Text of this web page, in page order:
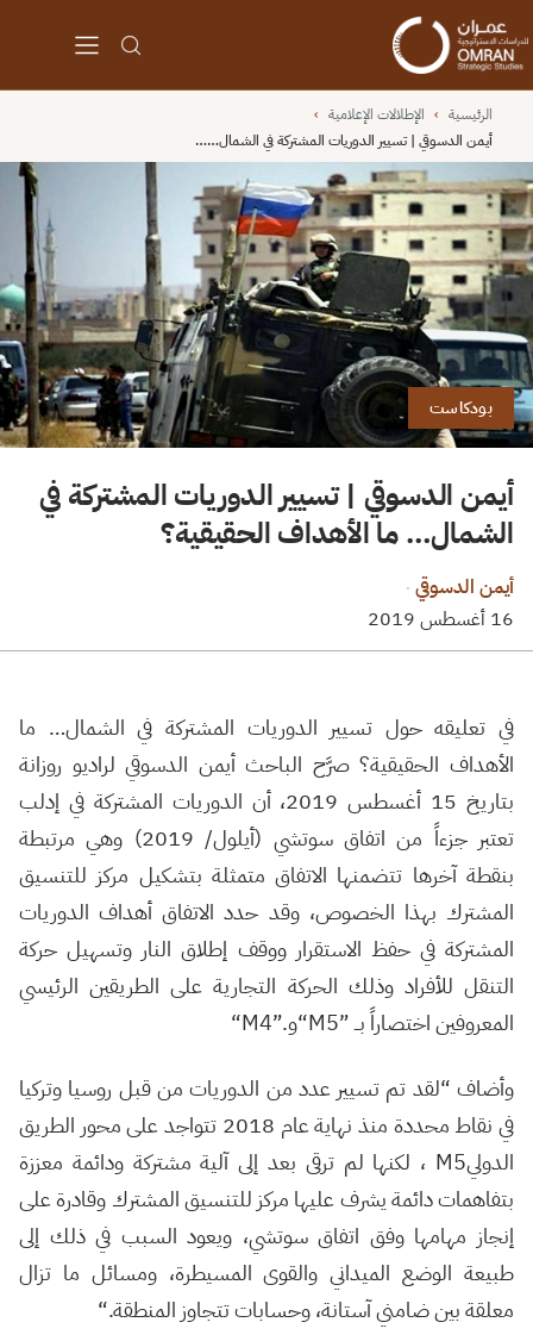
الرئيسية › الإطلالات الإعلامية ›
أيمن الدسوقي | تسيير الدوريات المشتركة في الشمال……
بودكاست
أيمن الدسوقي | تسيير الدوريات المشتركة في
الشمال… ما الأهداف الحقيقية؟
أيمن الدسوقي ·
16 أغسطس 2019
في تعليقه حول تسيير الدوريات المشتركة في الشمال… ما
الأهداف الحقيقية؟ صرَّح الباحث أيمن الدسوقي لراديو روزانة
بتاريخ 15 أغسطس 2019، أن الدوريات المشتركة في إدلب
تعتبر جزءاً من اتفاق سوتشي (أيلول/ 2019) وهي مرتبطة
بنقطة آخرها تتضمنها الاتفاق متمثلة بتشكيل مركز للتنسيق
المشترك بهذا الخصوص، وقد حدد الاتفاق أهداف الدوريات
المشتركة في حفظ الاستقرار ووقف إطلاق النار وتسهيل حركة
التنقل للأفراد وذلك الحركة التجارية على الطريقين الرئيسي
المعروفين اختصاراً بــ“M5”و“M4”.
وأضاف “لقد تم تسيير عدد من الدوريات من قبل روسيا وتركيا
في نقاط محددة منذ نهاية عام 2018 تتواجد على محور الطريق
الدوليM5 ، لكنها لم ترقى بعد إلى آلية مشتركة ودائمة معززة
بتفاهمات دائمة يشرف عليها مركز للتنسيق المشترك وقادرة على
إنجاز مهامها وفق اتفاق سوتشي، ويعود السبب في ذلك إلى
طبيعة الوضع الميداني والقوى المسيطرة، ومسائل ما تزال
معلقة بين ضامني آستانة، وحسابات تتجاوز المنطقة“.